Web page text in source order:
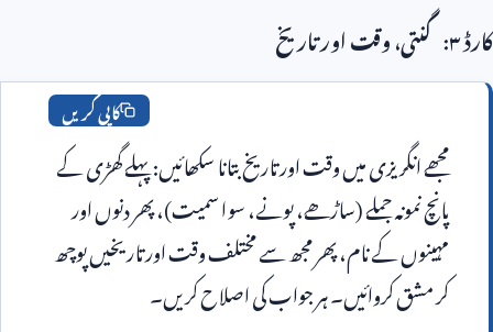
مجھے انگریزی میں وقت اور تاریخ بتانا سکھائیں: پہلے گھڑی کے
پانچ نمونہ جملے (ساڑھے، پونے، سوا سمیت)، پھر دنوں اور
مہینوں کے نام، پھر مجھ سے مختلف وقت اور تاریخیں پوچھ
مشق کروائیں۔ ہر جواب کی اصلاح کریں۔
کاپی کریں